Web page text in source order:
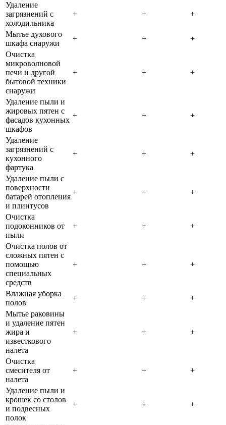
Удаление
загрязнений с
холодильника
+ + +
Мытье духового
шкафа снаружи
+ +
+
Очистка
микроволновой
печи и другой
бытовой техники
снаружи
+ + +
Удаление пыли и
жировых пятен с
фасадов кухонных
шкафов
+ + +
Удаление
загрязнений с
кухонного
фартука
+ + +
Удаление пыли с
поверхности
батарей отопления
и плинтусов
+ + +
Очистка
подоконников от
пыли
+ + +
Очистка полов от
сложных пятен с
помощью
специальных
средств
+ + +
Влажная уборка
полов
+ +
+
Мытье раковины
и удаление пятен
жира и
известкового
налета
+ + +
Очистка
смесителя от
налета
+ + +
Удаление пыли и
крошек со столов
и подвесных
полок
+ + +